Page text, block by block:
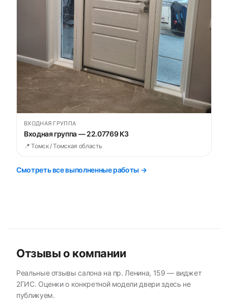
ВХОДНАЯ ГРУППА
Входная группа — 22.07769 К3
📍 Томск / Томская область
Смотреть все выполненные работы →
Отзывы о компании
Реальные отзывы салона на пр. Ленина, 159 — виджет
2ГИС. Оценки о конкретной модели двери здесь не
публикуем.